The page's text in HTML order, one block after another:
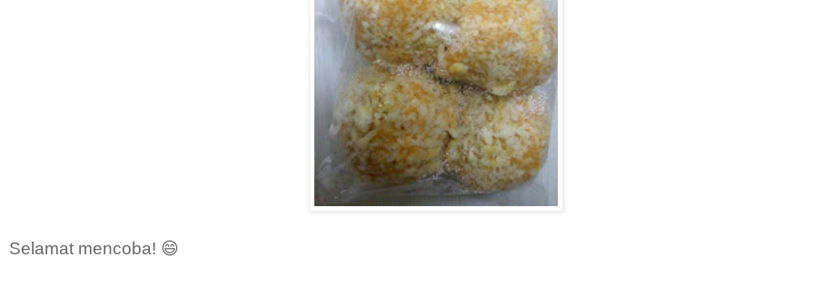
Selamat mencoba! 😄